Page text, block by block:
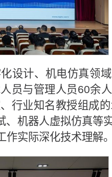
设计、机电仿真领
员与管理人员60余
行业知名教授组成
机器人虚拟仿真等
实际深化技术理解。